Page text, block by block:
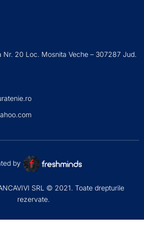
Nr. 20 Loc. Mosnita Veche – 307287 Jud.
by
SRL © 2021. Toate drepturile
rezervate.